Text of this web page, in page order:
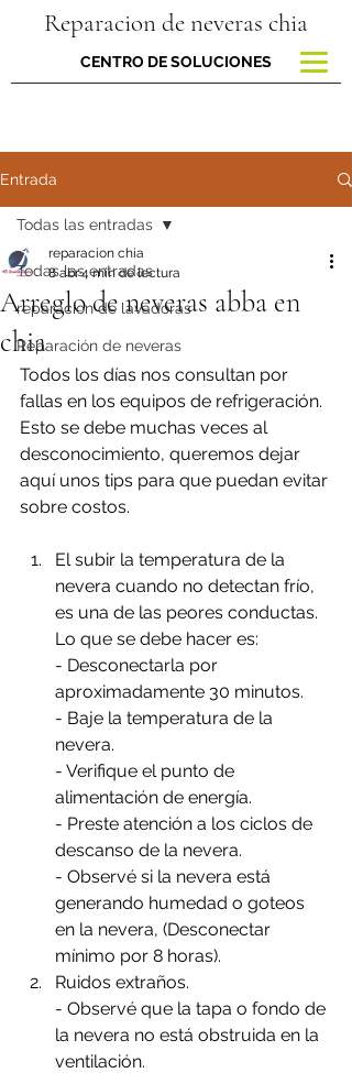
Reparacion de neveras chia
CENTRO DE SOLUCIONES
Entrada
Todas las entradas
reparacion de lavadoras
Reparación de neveras
Todas las entradas
Arreglo de neveras abba en
chia
reparacion chia
8 abr4 min de lectura
Todos los días nos consultan por
fallas en los equipos de refrigeración.
Esto se debe muchas veces al
desconocimiento, queremos dejar
aquí unos tips para que puedan evitar
sobre costos.
El subir la temperatura de la
nevera cuando no detectan frío,
es una de las peores conductas.
Lo que se debe hacer es:
- Desconectarla por
aproximadamente 30 minutos.
- Baje la temperatura de la
nevera.
- Verifique el punto de
alimentación de energía.
- Preste atención a los ciclos de
descanso de la nevera.
- Observé si la nevera está
generando humedad o goteos
en la nevera, (Desconectar
mínimo por 8 horas).
Ruidos extraños.
- Observé que la tapa o fondo de
la nevera no está obstruida en la
ventilación.